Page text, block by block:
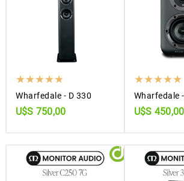
Wharfedale - D 330
U$S 750,00
Wharfedale
U$S 450,00